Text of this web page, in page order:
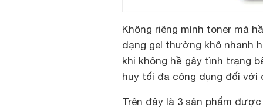
Không riêng mình toner mà
dạng gel thường khô nhanh
khi không hề gây tình trạng
huy tối đa công dụng đối với
Trên đây là 3 sản phẩm